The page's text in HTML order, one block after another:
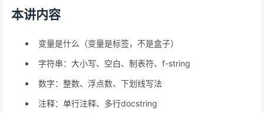
本讲内容
变量是什么（变量是标签，不是盒子）
字符串：大小写、空白、制表符、f-string
数字：整数、浮点数、下划线写法
注释：单行注释、多行docstring